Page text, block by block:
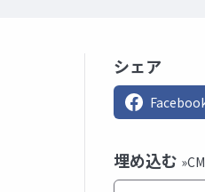
シェア
埋め込む